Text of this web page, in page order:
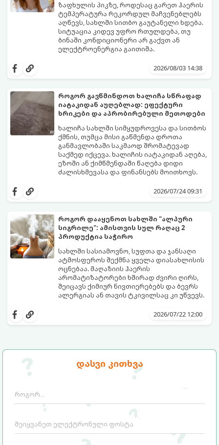
დასვი კითხვა
ზაფხულის პიკზე, როდესაც გარეთ ჰაერის
ტემპერატურა რეკორდულ მაჩვენებლებს
აღწევს, სახლში სითბო გაუტანელი ხდება.
სიტუაცია კიდევ უფრო რთულდება, თუ
ბინაში კონდიციონერი არ გაქვთ ან
ელექტროენერგია გაითიშა.
კანონები და გამოცდილი ყოფითი ხრიკები,
სასიამოვნო სიგრილე სპეციალური
ტექნიკის გარეშეც.
გთავაზობთ 10 საუკეთესო და
ხელმისაწვდომ მეთოდს:
2026/08/03 14:38
როგორ გავწმინდოთ ხალიჩა სწრაფად
იატაკიდან აუღებლად: ეფექტური
ხრიკები და აპრობირებული მეთოდები
ხალიჩა სახლში სიმყუდროვესა და სითბოს
ქმნის, თუმცა მისი გაწმენდა დროთა
განმავლობაში საკმაოდ შრომატევად
საქმედ იქცევა. ხალიჩის იატაკიდან აღება,
ეზოში ან ქიმწმენდაში წაღება დიდი
ძალისხმევასა და ფინანსებს მოითხოვს.
ეფექტური, ბიუჯეტური და აპრობირებული
ლაქების ამოყვანასა და პირვანდელი
სიახლის დაბრუნებას.
2026/07/24 09:31
როგორ დააყენოთ სახლში "ალპური
სიგრილე": ამისთვის სულ რაღაც 2
პროდუქტია საჭირო
სახლში სასიამოვნო, სუფთა და ჯანსაღი
ატმოსფეროს შექმნა ყველა დიასახლისის
ოცნებაა. მაღაზიის ჰაერის
არომატიზატორები ხშირად ძვირი ღირს,
შეიცავს ქიმიურ ნივთიერებებს და ბევრს
ალერგიას ან თავის ტკივილსაც კი უწვევს.
სიგრილისა“ და სიახლის ეფექტის მიღწევა
ინგრედიენტი დაგჭირდებათ, რომლებიც
2026/07/22 12:00